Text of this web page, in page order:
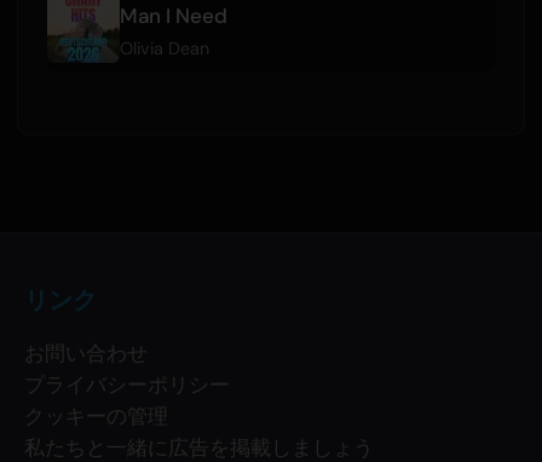
Man I Need
Olivia Dean
リンク
お問い合わせ
プライバシーポリシー
クッキーの管理
私たちと一緒に広告を掲載しましょう